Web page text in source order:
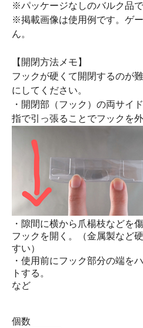
※パッケージなしのバルク品で
※掲載画像は使用例です。ゲ
ん。
【開閉方法メモ】
フックが硬くて開閉するのが
にしてください。
・開閉部（フック）の両サイ
指で引っ張ることでフックを外
・隙間に横から爪楊枝などを
フックを開く。（金属製など
すい）
・使用前にフック部分の端を
トする。
など
個数